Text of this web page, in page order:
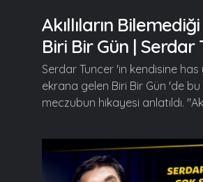
Akıllıların
Biri Bir Gün | Serdar
Serdar Tuncer 'in kendisine
ekrana gelen Biri Bir Gün 'de
meczubun hikayesi anlatıldı.